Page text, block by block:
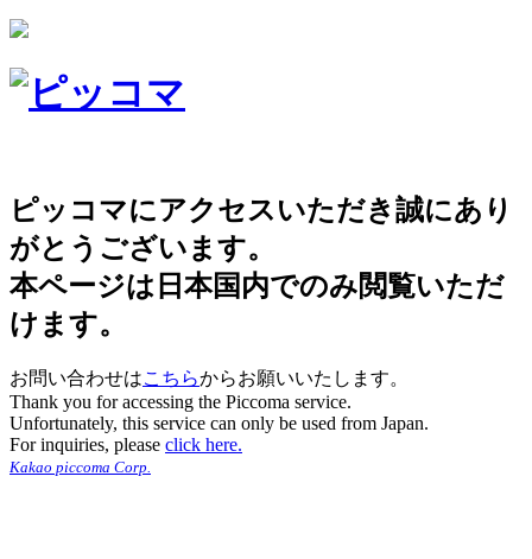
ピッコマにアクセスいただき誠にあり
がとうございます。
本ページは日本国内でのみ閲覧いただ
けます。
お問い合わせはこちらからお願いいたします。
Thank you for accessing the Piccoma service.
Unfortunately, this service can only be used from Japan.
For inquiries, please click here.
Kakao piccoma Corp.